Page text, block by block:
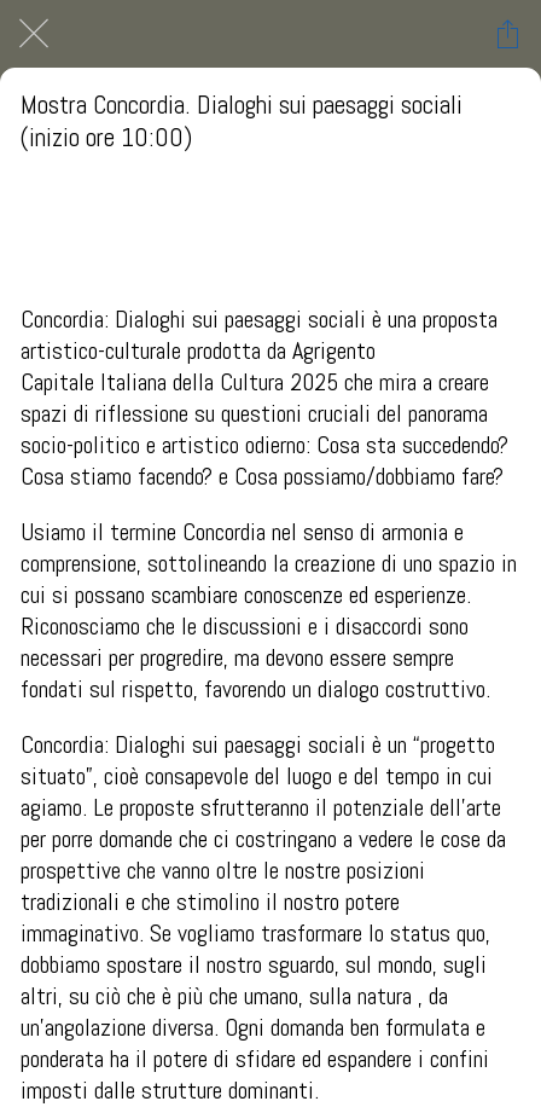
Mostra Concordia. Dialoghi sui paesaggi sociali
(inizio ore 10:00)
Concordia: Dialoghi sui paesaggi sociali è una proposta
artistico-culturale prodotta da Agrigento
Capitale Italiana della Cultura 2025 che mira a creare
spazi di riflessione su questioni cruciali del panorama
socio-politico e artistico odierno: Cosa sta succedendo?
Cosa stiamo facendo? e Cosa possiamo/dobbiamo fare?
Usiamo il termine Concordia nel senso di armonia e
comprensione, sottolineando la creazione di uno spazio in
cui si possano scambiare conoscenze ed esperienze.
Riconosciamo che le discussioni e i disaccordi sono
necessari per progredire, ma devono essere sempre
fondati sul rispetto, favorendo un dialogo costruttivo.
Concordia: Dialoghi sui paesaggi sociali è un “progetto
situato”, cioè consapevole del luogo e del tempo in cui
agiamo. Le proposte sfrutteranno il potenziale dell'arte
per porre domande che ci costringano a vedere le cose da
prospettive che vanno oltre le nostre posizioni
tradizionali e che stimolino il nostro potere
immaginativo. Se vogliamo trasformare lo status quo,
dobbiamo spostare il nostro sguardo, sul mondo, sugli
altri, su ciò che è più che umano, sulla natura , da
un'angolazione diversa. Ogni domanda ben formulata e
ponderata ha il potere di sfidare ed espandere i confini
imposti dalle strutture dominanti.